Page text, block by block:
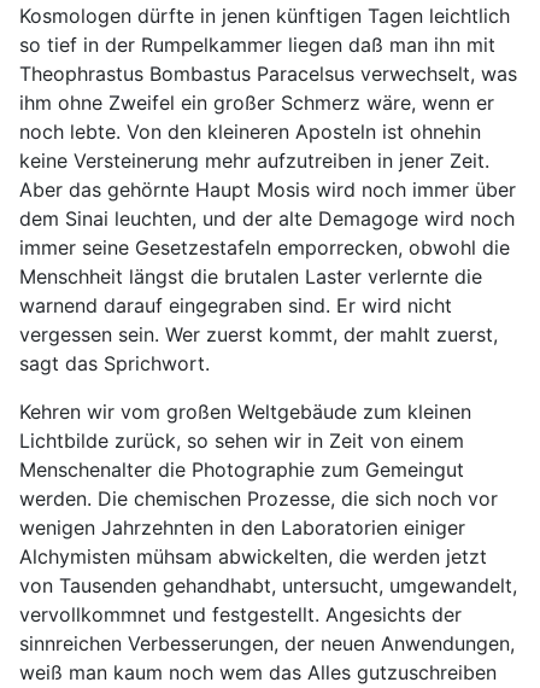
Kosmologen dürfte in jenen künftigen Tagen leichtlich
so tief in der Rumpelkammer liegen daß man ihn mit
Theophrastus Bombastus Paracelsus verwechselt, was
ihm ohne Zweifel ein großer Schmerz wäre, wenn er
noch lebte. Von den kleineren Aposteln ist ohnehin
keine Versteinerung mehr aufzutreiben in jener Zeit.
Aber das gehörnte Haupt Mosis wird noch immer über
dem Sinai leuchten, und der alte Demagoge wird noch
immer seine Gesetzestafeln emporrecken, obwohl die
Menschheit längst die brutalen Laster verlernte die
warnend darauf eingegraben sind. Er wird nicht
vergessen sein. Wer zuerst kommt, der mahlt zuerst,
sagt das Sprichwort.
Kehren wir vom großen Weltgebäude zum kleinen
Lichtbilde zurück, so sehen wir in Zeit von einem
Menschenalter die Photographie zum Gemeingut
werden. Die chemischen Prozesse, die sich noch vor
wenigen Jahrzehnten in den Laboratorien einiger
Alchymisten mühsam abwickelten, die werden jetzt
von Tausenden gehandhabt, untersucht, umgewandelt,
vervollkommnet und festgestellt. Angesichts der
sinnreichen Verbesserungen, der neuen Anwendungen,
weiß man kaum noch wem das Alles gutzuschreiben